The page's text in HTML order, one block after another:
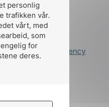
personlig
trafikken vår.
vårt, med
som
for
deres.
by Stem Agency